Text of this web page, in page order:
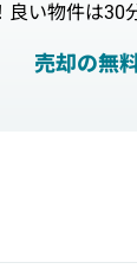
良い物件は30
売却の無